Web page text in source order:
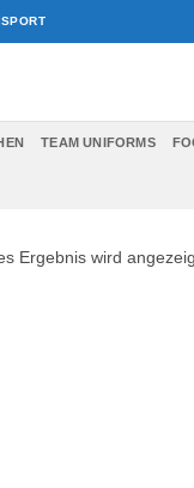
TEAM UNIFORMS
Ergebnis wird